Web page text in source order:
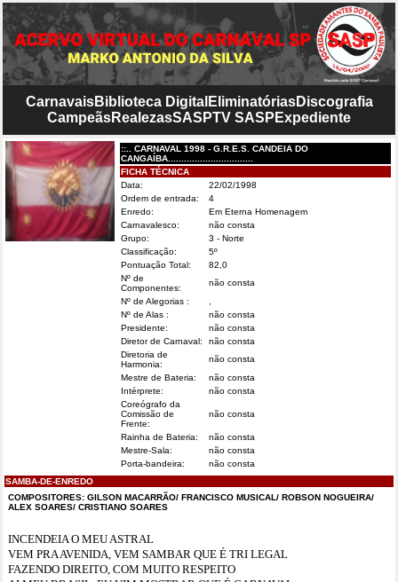
CarnavaisBiblioteca Digital EliminatóriasDiscografia
CampeãsRealezasSASPTV SASP Expediente
::.. CARNAVAL 1998 - G.R.E.S. CANDEIA DO
CANGAÍBA................................
FICHA TÉCNICA
Data:
22/02/1998
Ordem de entrada:
4
Enredo:
Em Eterna Homenagem
Carnavalesco:
não consta
Grupo:
3 - Norte
Classificação:
5º
Pontuação Total:
82,0
Nº de
Componentes:
não consta
Nº de Alegorias :
Nº de Alas :
não consta
Presidente:
não consta
Diretor de Carnaval:
não consta
Diretoria de
Harmonia:
não consta
Mestre de Bateria:
não consta
Intérprete:
não consta
Coreógrafo da
Comissão de
Frente:
não consta
Rainha de Bateria:
não consta
Mestre-Sala:
não consta
Porta-bandeira:
não consta
SAMBA-DE-ENREDO
COMPOSITORES: GILSON MACARRÃO/ FRANCISCO MUSICAL/ ROBSON NOGUEIRA/
ALEX SOARES/ CRISTIANO SOARES
INCENDEIA O MEU ASTRAL
VEM PRA AVENIDA, VEM SAMBAR QUE É TRI LEGAL
FAZENDO DIREITO, COM MUITO RESPEITO